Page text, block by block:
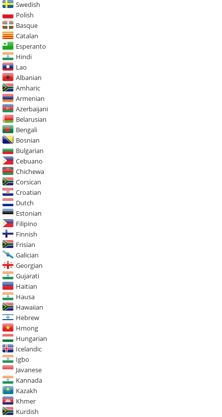
Swedish
Polish
Basque
Catalan
Esperanto
Hindi
Lao
Albanian
Amharic
Armenian
Azerbaijani
Belarusian
Bengali
Bosnian
Bulgarian
Cebuano
Chichewa
Corsican
Croatian
Dutch
Estonian
Filipino
Finnish
Frisian
Galician
Georgian
Gujarati
Haitian
Hausa
Hawaiian
Hebrew
Hmong
Hungarian
Icelandic
Igbo
Javanese
Kannada
Kazakh
Khmer
Kurdish